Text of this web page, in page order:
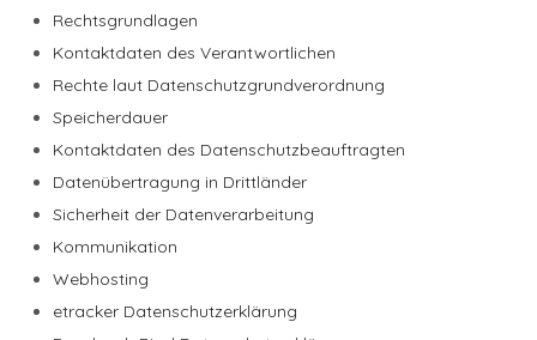
Rechtsgrundlagen
Kontaktdaten des Verantwortlichen
Rechte laut Datenschutzgrundverordnung
Speicherdauer
Kontaktdaten des Datenschutzbeauftragten
Datenübertragung in Drittländer
Sicherheit der Datenverarbeitung
Kommunikation
Webhosting
etracker Datenschutzerklärung